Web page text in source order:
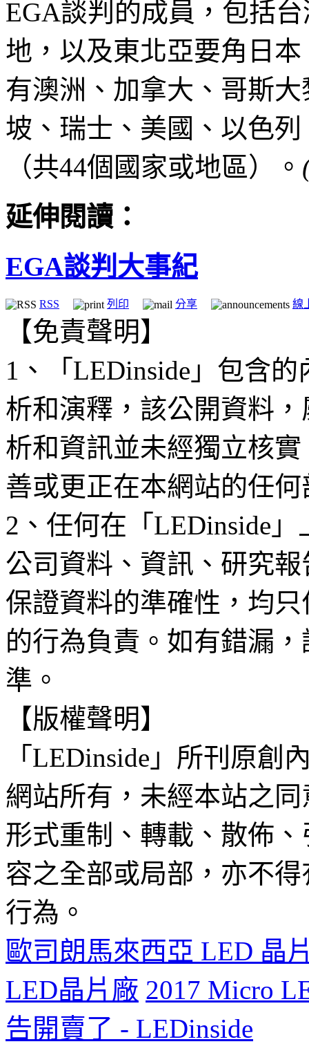
EGA談判的成員，包括
地，以及東北亞要角日
有澳洲、加拿大、哥斯
坡、瑞士、美國、以色
（共44個國家或地區）。
延伸閱讀：
EGA談判大事紀
RSS 列印 分享 線
【免責聲明】
1、「LEDinside」包含
析和演釋，該公開資料
析和資訊並未經獨立核
善或更正在本網站的任
2、任何在「LEDinside
公司資料、資訊、研究
保證資料的準確性，均
的行為負責。如有錯漏
準。
【版權聲明】
「LEDinside」所刊原創
網站所有，未經本站之
形式重制、轉載、散佈
容之全部或局部，亦不
行為。
歐司朗馬來西亞 LED 晶
LED晶片廠 2017 Micro
告開賣了 - LEDinside